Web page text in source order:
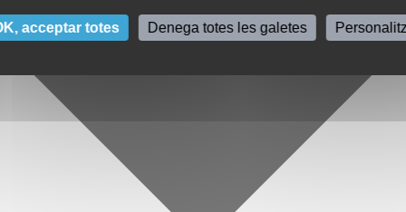
acceptar totes Denega totes les galetes